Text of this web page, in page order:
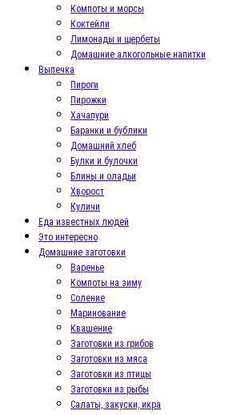
Компоты и морсы
Коктейли
Лимонады и щербеты
Домашние алкогольные напитки
Выпечка
Пироги
Пирожки
Хачапури
Баранки и бублики
Домашний хлеб
Булки и булочки
Блины и оладьи
Хворост
Куличи
Еда известных людей
Это интересно
Домашние заготовки
Варенье
Компоты на зиму
Соление
Маринование
Квашение
Заготовки из грибов
Заготовки из мяса
Заготовки из птицы
Заготовки из рыбы
Салаты, закуски, икра